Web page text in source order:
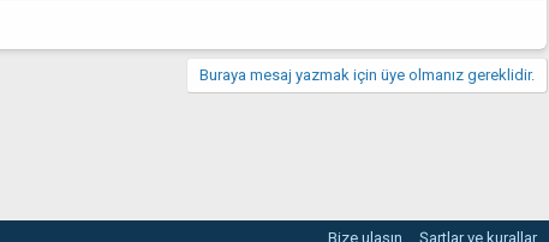
Buraya mesaj yazmak için üye olmanız gereklidir.
Bize ulaşın Şartlar ve kurallar